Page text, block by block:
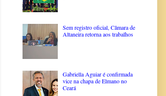
Sem registro oficial, Câmara de
Altaneira retorna aos trabalhos
Gabriella Aguiar é confirmada
vice na chapa de Elmano no
Ceará